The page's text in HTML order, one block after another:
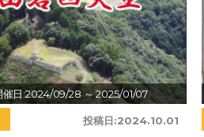
催日:2024/09/28 ～ 2025/01/07
投稿日:2024.10.01